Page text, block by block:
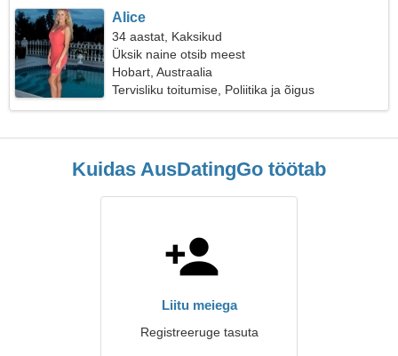
Alice
34 aastat, Kaksikud
Üksik naine otsib meest
Hobart, Austraalia
Tervisliku toitumise, Poliitika ja õigus
Kuidas AusDatingGo töötab
Liitu meiega
Registreeruge tasuta